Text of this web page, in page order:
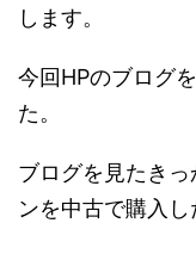
します。
今回HPのブログ
た。
ブログを見たき
ンを中古で購入し